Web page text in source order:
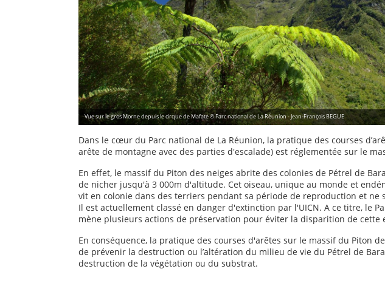
Vue sur le gros Morne depuis le cirque de Mafate © Parc national de La Réunion - Jean-François BEGUE
Dans le cœur du Parc national de La Réunion, la pratique des courses
arête de montagne avec des parties d'escalade) est réglementée sur le
En effet, le massif du Piton des neiges abrite des colonies de Pétrel de
de nicher jusqu'à 3 000m d'altitude. Cet oiseau, unique au monde et
vit en colonie dans des terriers pendant sa période de reproduction et ne
Il est actuellement classé en danger d'extinction par l'UICN. A ce titre, le
mène plusieurs actions de préservation pour éviter la disparition de cette
En conséquence, la pratique des courses d'arêtes sur le massif du Piton
de prévenir la destruction ou l’altération du milieu de vie du Pétrel de
destruction de la végétation ou du substrat.